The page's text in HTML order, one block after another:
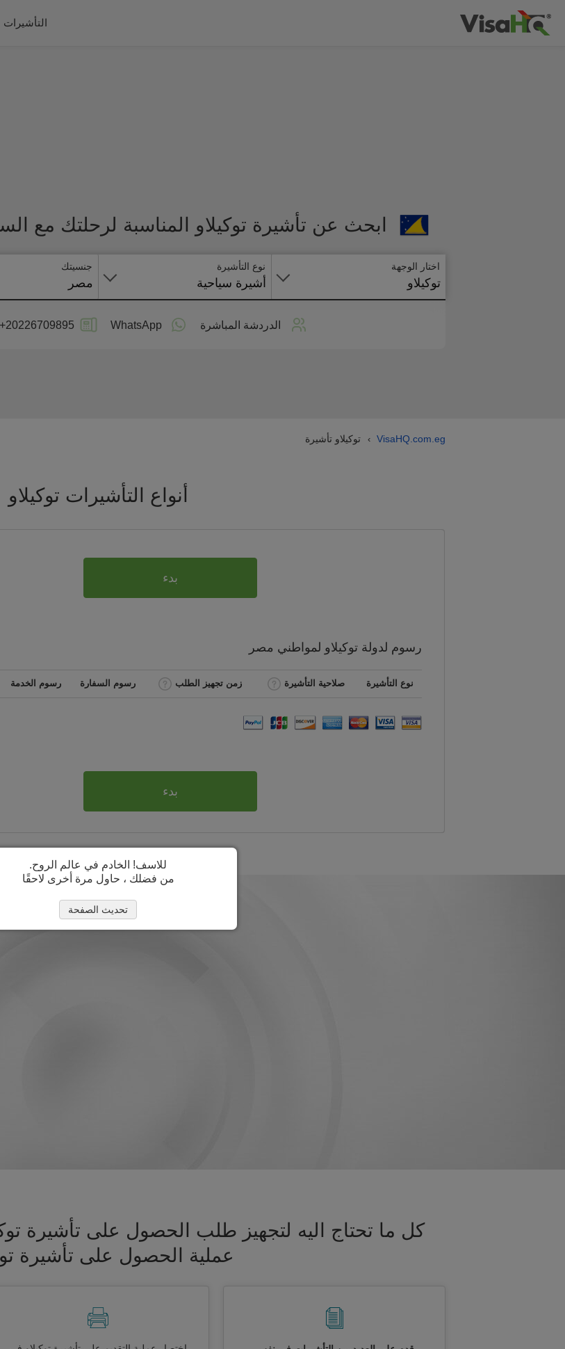
التأشيرات
ابحث عن تأشيرة توكيلاو المناسبة لرحلتك مع
اختار الوجهة
توكيلاو
نوع التأشيرة
أشيرة سياحية
جنسيتك
مصر
الدردشة المباشرة WhatsApp
+20226709895
VisaHQ.com.eg
› توكيلاو تأشيرة
أنواع التأشيرات توكيلاو
بدء
رسوم لدولة توكيلاو لمواطني مصر
نوع التأشيرة صلاحية التأشيرة زمن تجهيز الطلب رسوم السفارة رسوم الخدمة
بدء
كل ما تحتاج اليه لتجهيز طلب الحصول على تأشيرة
عملية الحصول على تأشيرة
للاسف! الخادم في عالم الروح.
من فضلك ، حاول مرة أخرى لاحقًا
تحديث الصفحة